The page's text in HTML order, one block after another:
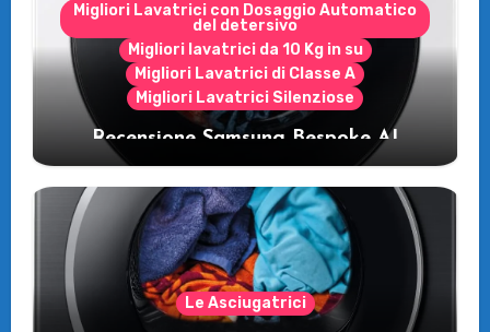
Migliori Lavatrici con Dosaggio Automatico
del detersivo
Migliori lavatrici da 10 Kg in su
Migliori Lavatrici di Classe A
Migliori Lavatrici Silenziose
Recensione Samsung Bespoke AI
WW11DB7B94GE/U3: la lavatrice
intelligente che fa risparmiare
Le Asciugatrici